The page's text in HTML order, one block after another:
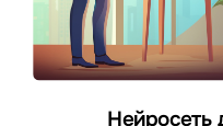
Нейросеть